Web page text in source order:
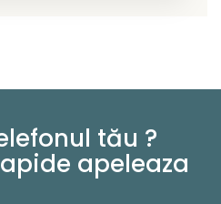
tău ?
apeleaza